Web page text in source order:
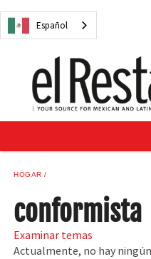
Español
NOTICIAS
RECETAS
GUÍA DEL COMPRADOR
SUSCRÍBASE A
CENTRO DE MUESTRAS
VINO/LICOR MEXICANO
HOGAR
RSS
conformista
Examinar temas
Actualmente, no hay